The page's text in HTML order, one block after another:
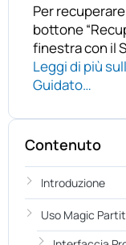
Per
bottone
finestra con il
Leggi di più
Guidato…
Contenuto
Introduzione
Uso Magic